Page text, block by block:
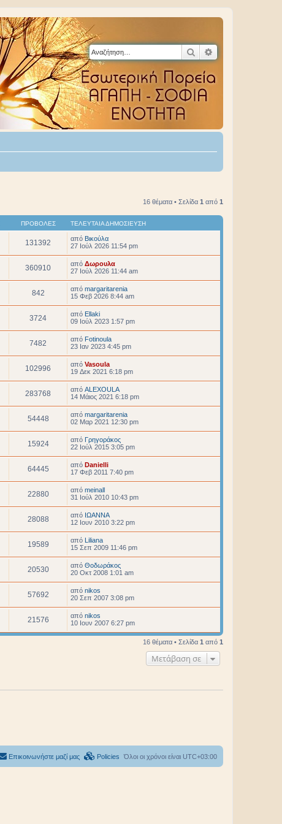
Αναζήτηση
16 θέματα • Σελίδα 1 από 1
ΠΡΟΒΟΛΈΣ ΤΕΛΕΥΤΑΊΑ ΔΗΜΟΣΊΕΥΣΗ
131392 από Βικούλα
27 Ιούλ 2026 11:54 pm
360910 από Δωρουλα
27 Ιούλ 2026 11:44 am
842 από margaritarenia
15 Φεβ 2026 8:44 am
3724 από Ellaki
09 Ιούλ 2023 1:57 pm
7482 από Fotinoula
23 Ιαν 2023 4:45 pm
102996 από Vasoula
19 Δεκ 2021 6:18 pm
283768 από ALEXOULA
14 Μάιος 2021 6:18 pm
54448 από margaritarenia
02 Μαρ 2021 12:30 pm
15924 από Γρηγοράκος
22 Ιούλ 2015 3:05 pm
64445 από Danielli
17 Φεβ 2011 7:40 pm
22880 από meinall
31 Ιούλ 2010 10:43 pm
28088 από ΙΩΑΝΝΑ
12 Ιουν 2010 3:22 pm
19589 από Liliana
15 Σεπ 2009 11:46 pm
20530 από Θοδωράκος
20 Οκτ 2008 1:01 am
57692 από nikos
20 Σεπ 2007 3:08 pm
21576 από nikos
10 Ιουν 2007 6:27 pm
16 θέματα • Σελίδα 1 από 1
Μετάβαση σε
Όλοι οι χρόνοι είναι UTC+03:00
Policies
Επικοινωνήστε μαζί μας